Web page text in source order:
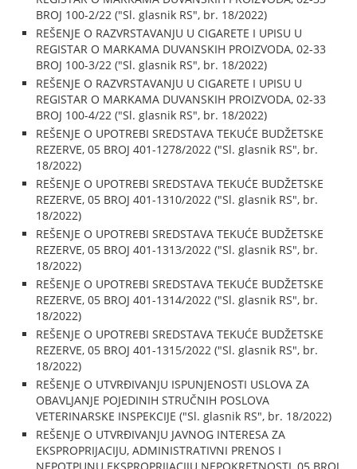
BROJ 100-2/22 ("Sl. glasnik RS", br. 18/2022)
REŠENJE O RAZVRSTAVANJU U CIGARETE I UPISU U
REGISTAR O MARKAMA DUVANSKIH PROIZVODA, 02-33
BROJ 100-3/22 ("Sl. glasnik RS", br. 18/2022)
REŠENJE O RAZVRSTAVANJU U CIGARETE I UPISU U
REGISTAR O MARKAMA DUVANSKIH PROIZVODA, 02-33
BROJ 100-4/22 ("Sl. glasnik RS", br. 18/2022)
REŠENJE O UPOTREBI SREDSTAVA TEKUĆE BUDŽETSKE
REZERVE, 05 BROJ 401-1278/2022 ("Sl. glasnik RS", br.
18/2022)
REŠENJE O UPOTREBI SREDSTAVA TEKUĆE BUDŽETSKE
REZERVE, 05 BROJ 401-1310/2022 ("Sl. glasnik RS", br.
18/2022)
REŠENJE O UPOTREBI SREDSTAVA TEKUĆE BUDŽETSKE
REZERVE, 05 BROJ 401-1313/2022 ("Sl. glasnik RS", br.
18/2022)
REŠENJE O UPOTREBI SREDSTAVA TEKUĆE BUDŽETSKE
REZERVE, 05 BROJ 401-1314/2022 ("Sl. glasnik RS", br.
18/2022)
REŠENJE O UPOTREBI SREDSTAVA TEKUĆE BUDŽETSKE
REZERVE, 05 BROJ 401-1315/2022 ("Sl. glasnik RS", br.
18/2022)
REŠENJE O UTVRĐIVANJU ISPUNJENOSTI USLOVA ZA
OBAVLJANJE POJEDINIH STRUČNIH POSLOVA
VETERINARSKE INSPEKCIJE ("Sl. glasnik RS", br. 18/2022)
REŠENJE O UTVRĐIVANJU JAVNOG INTERESA ZA
EKSPROPRIJACIJU, ADMINISTRATIVNI PRENOS I